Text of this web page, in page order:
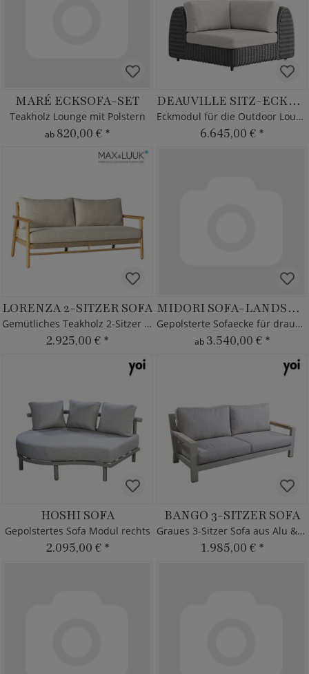
MARÉ ECKSOFA-SET
Teakholz Lounge mit Polstern
ab 820,00 € *
DEAUVILLE SITZ-ECKMODUL
Eckmodul für die Outdoor Lounge
6.645,00 € *
LORENZA 2-SITZER SOFA
Gemütliches Teakholz 2-Sitzer Sofa
2.925,00 € *
MIDORI SOFA-LANDSCHAFT
Gepolsterte Sofaecke für draußen
ab 3.540,00 € *
HOSHI SOFA
Gepolstertes Sofa Modul rechts
2.095,00 € *
BANGO 3-SITZER SOFA
Graues 3-Sitzer Sofa aus Alu & Teak
1.985,00 € *